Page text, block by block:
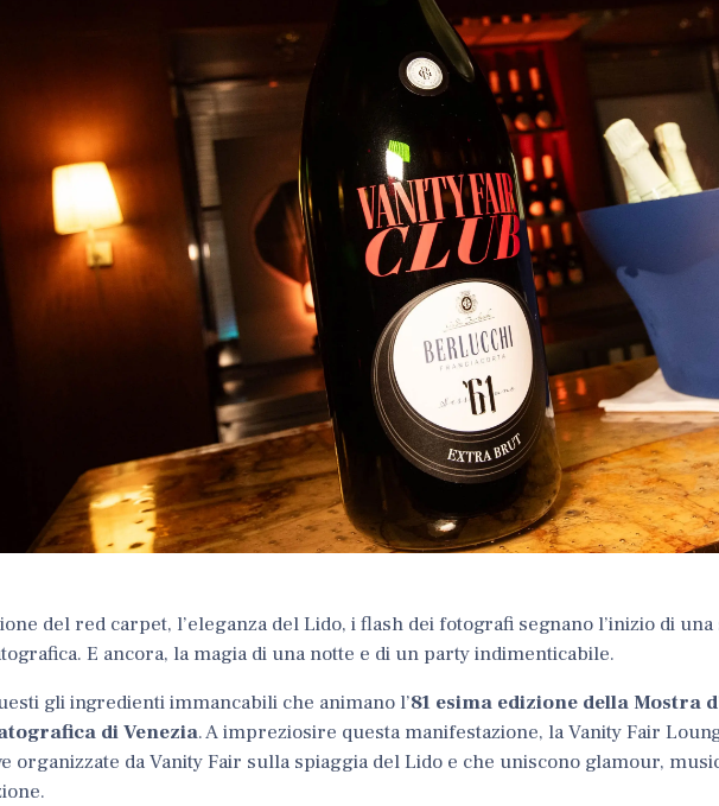
del red carpet, l’eleganza del Lido, i flash dei fotografi segnano l’inizio di una
E ancora, la magia di una notte e di un party indimenticabile.
gli ingredienti immancabili che animano l’81 esima edizione della Mostra
di Venezia. A impreziosire questa manifestazione, la Vanity Fair
organizzate da Vanity Fair sulla spiaggia del Lido e che uniscono glamour,